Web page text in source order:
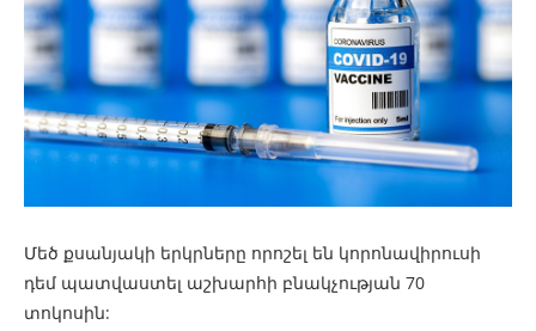
Մեծ քսանյակի երկրները որոշել են կորոնավիրուսի
դեմ պատվաստել աշխարհի բնակչության 70
տոկոսին: